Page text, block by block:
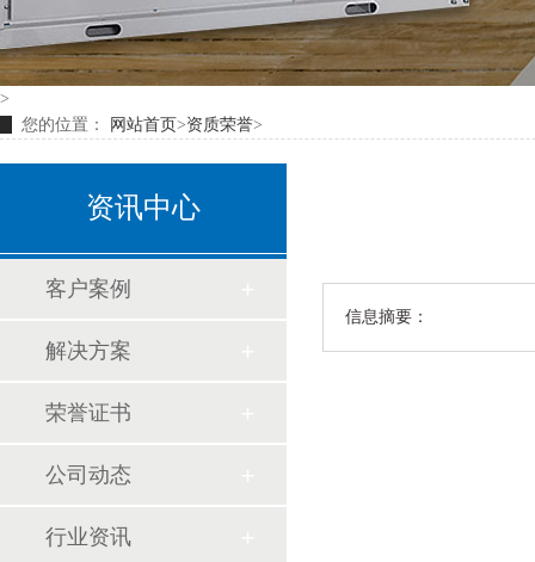
>
您的位置：
网站首页>资质荣誉>
信息摘要：
资讯中心
客户案例
解决方案
荣誉证书
公司动态
行业资讯